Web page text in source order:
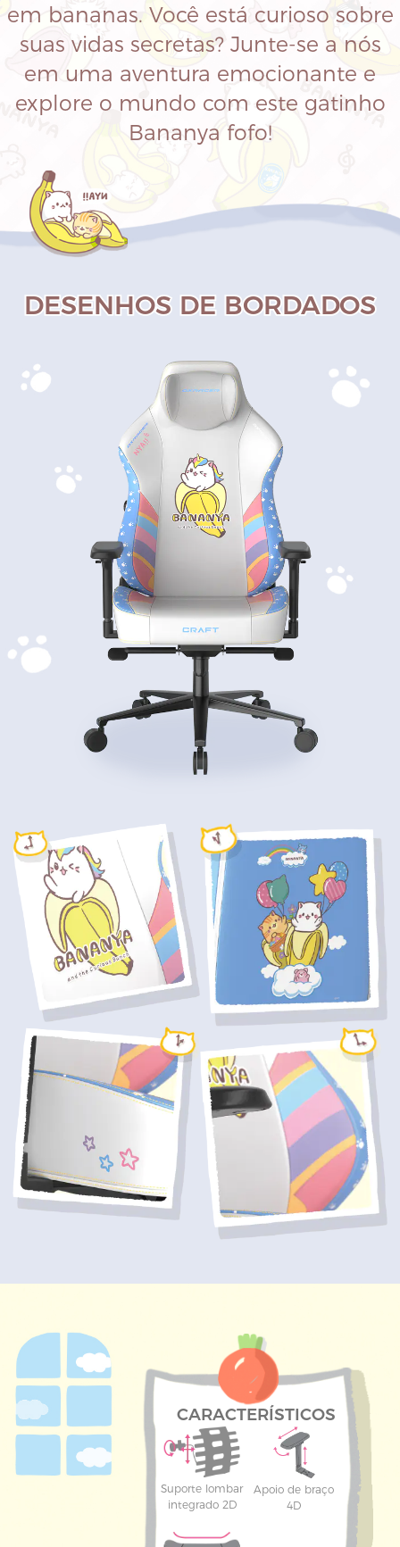
em bananas. Você está curioso sobre
suas vidas secretas? Junte-se a nós
em uma aventura emocionante e
explore o mundo com este gatinho
Bananya fofo!
DESENHOS DE BORDADOS
CARACTERÍSTICOS
Suporte lombar
integrado 2D
Apoio de braço
4D